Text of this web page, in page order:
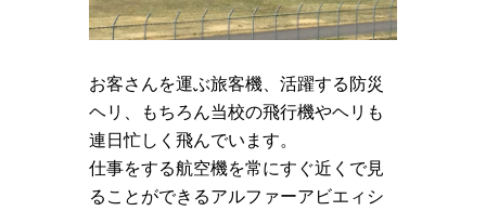
お客さんを運ぶ旅客機、活躍する防災
ヘリ、もちろん当校の飛行機やヘリも
連日忙しく飛んでいます。
仕事をする航空機を常にすぐ近くで見
ることができるアルファーアビエィシ